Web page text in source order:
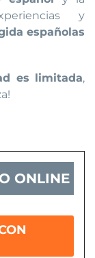
y
españolas
es limitada,
ONLINE